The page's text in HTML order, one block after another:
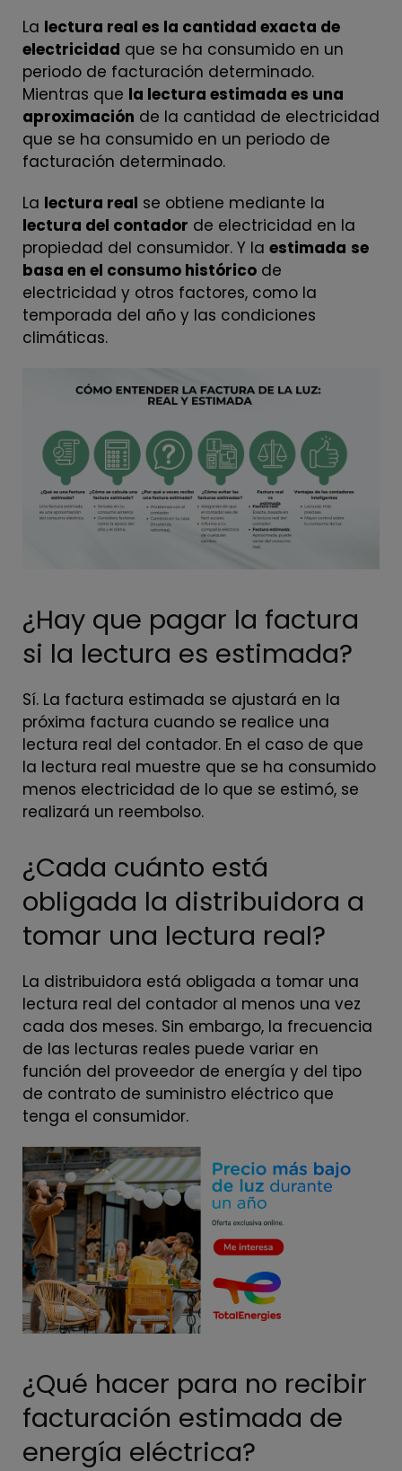
La lectura real es la cantidad exacta de
electricidad que se ha consumido en un
periodo de facturación determinado.
Mientras que la lectura estimada es una
aproximación de la cantidad de electricidad
que se ha consumido en un periodo de
facturación determinado.
La lectura real se obtiene mediante la
lectura del contador de electricidad en la
propiedad del consumidor. Y la estimada se
basa en el consumo histórico de
electricidad y otros factores, como la
temporada del año y las condiciones
climáticas.
¿Hay que pagar la factura
si la lectura es estimada?
Sí. La factura estimada se ajustará en la
próxima factura cuando se realice una
lectura real del contador. En el caso de que
la lectura real muestre que se ha consumido
menos electricidad de lo que se estimó, se
realizará un reembolso.
¿Cada cuánto está
obligada la distribuidora a
tomar una lectura real?
La distribuidora está obligada a tomar una
lectura real del contador al menos una vez
cada dos meses. Sin embargo, la frecuencia
de las lecturas reales puede variar en
función del proveedor de energía y del tipo
de contrato de suministro eléctrico que
tenga el consumidor.
¿Qué hacer para no recibir
facturación estimada de
energía eléctrica?